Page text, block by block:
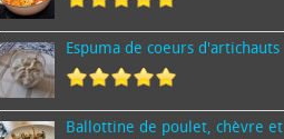
Espuma de cœurs d'artichauts
Ballottine de poulet, chèvre et